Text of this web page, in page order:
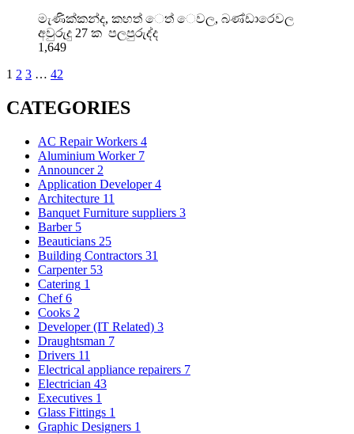
මැණික්කන්ද, කහත් ෙත් ෙවල, බණ්ඩාරෙවල
අවුරුදු 27 ක පලපුරුද්ද
1,649
1 2 3 … 42
CATEGORIES
AC Repair Workers 4
Aluminium Worker 7
Announcer 2
Application Developer 4
Architecture 11
Banquet Furniture suppliers 3
Barber 5
Beauticians 25
Building Contractors 31
Carpenter 53
Catering 1
Chef 6
Cooks 2
Developer (IT Related) 3
Draughtsman 7
Drivers 11
Electrical appliance repairers 7
Electrician 43
Executives 1
Glass Fittings 1
Graphic Designers 1